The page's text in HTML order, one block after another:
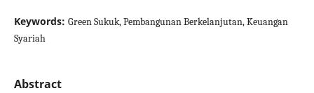
Keywords: Green Sukuk, Pembangunan Berkelanjutan, Keuangan
Syariah
Abstract